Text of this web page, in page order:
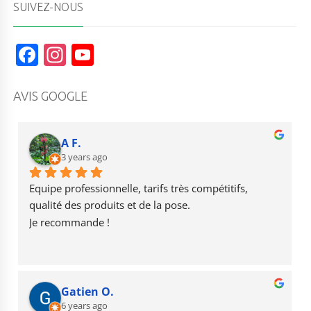
SUIVEZ-NOUS
F
c
b
o
o
k
In
a
r
a
m
b
e
AVIS GOOGLE
A F.
3 years ago
Equipe professionnelle, tarifs très compétitifs,
qualité des produits et de la pose.
Je recommande !
Gatien O.
6 years ago